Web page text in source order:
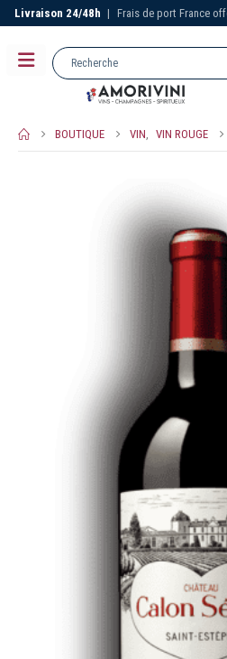
Livraison 24/48h | Frais de port France
BOUTIQUE VIN, VIN ROUGE